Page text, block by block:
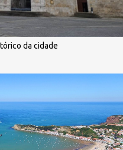
da cidade